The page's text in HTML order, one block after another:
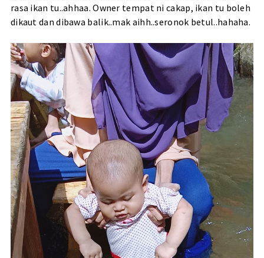
rasa ikan tu..ahhaa. Owner tempat ni cakap, ikan tu boleh
dikaut dan dibawa balik..mak aihh..seronok betul..hahaha.